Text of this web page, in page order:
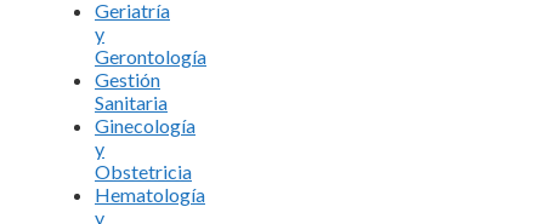
Geriatría
y
Gerontología
Gestión
Sanitaria
Ginecología
y
Obstetricia
Hematología
y